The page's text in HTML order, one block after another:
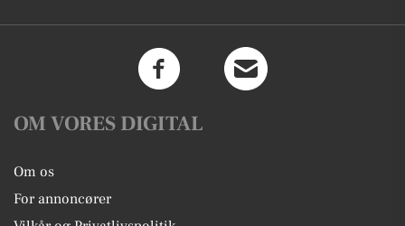
OM VORES DIGITAL
Om os
For annoncører